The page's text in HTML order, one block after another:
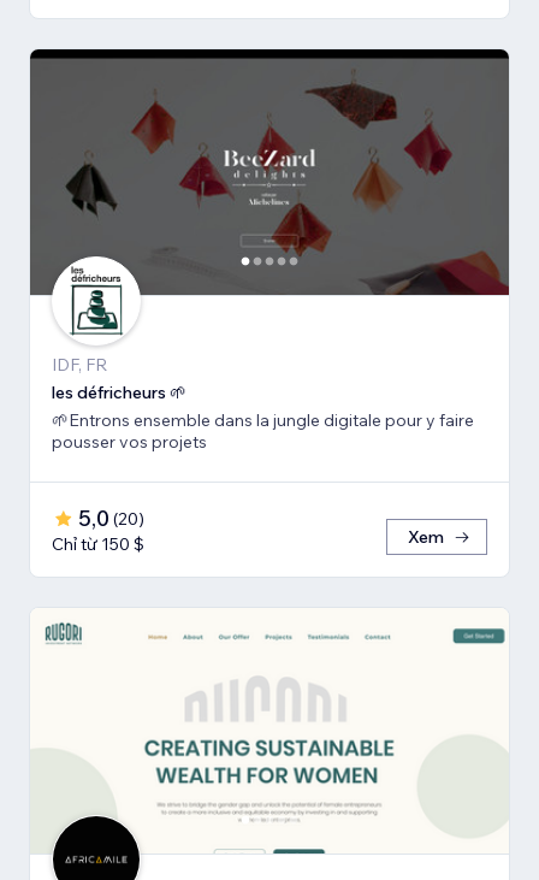
IDF, FR
les défricheurs 🌱
🌱Entrons ensemble dans la jungle digitale pour y faire
pousser vos projets
5,0 (20)
Chỉ từ 150 $
Xem